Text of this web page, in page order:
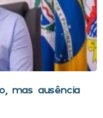
mas ausência